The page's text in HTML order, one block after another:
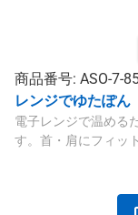
商品番号: ASO-7-
レンジでゆたぽ
電子レンジで温める
す。首・肩にフィッ
は水・ゲル化剤・ポ